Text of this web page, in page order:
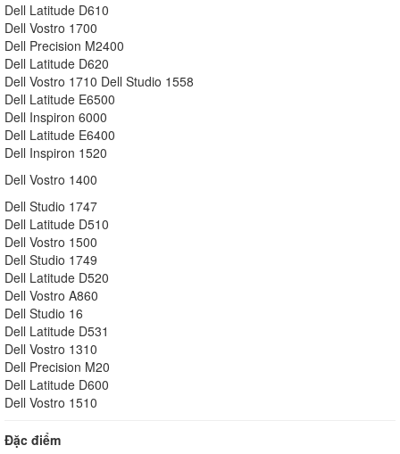
Dell Latitude D610
Dell Vostro 1700
Dell Precision M2400
Dell Latitude D620
Dell Vostro 1710 Dell Studio 1558
Dell Latitude E6500
Dell Inspiron 6000
Dell Latitude E6400
Dell Inspiron 1520
Dell Vostro 1400
Dell Studio 1747
Dell Latitude D510
Dell Vostro 1500
Dell Studio 1749
Dell Latitude D520
Dell Vostro A860
Dell Studio 16
Dell Latitude D531
Dell Vostro 1310
Dell Precision M20
Dell Latitude D600
Dell Vostro 1510
Đặc điểm